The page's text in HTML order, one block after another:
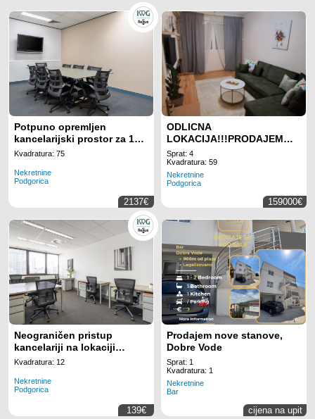
Potpuno opremljen
kancelarijski prostor za 10
radnih mjesta na lokaciji
Montenegro
Kvadratura: 75
Nekretnine
Podgorica
2137€
ODLICNA
LOKACIJA!!!PRODAJEM
DVOSOBAN STAN KOD
GINTASA
Sprat: 4
Kvadratura: 59
Nekretnine
Podgorica
159000€
Neograničen pristup
kancelariji na lokaciji
Regus Business Tower
Kvadratura: 12
Nekretnine
Podgorica
139€
Prodajem nove stanove,
Dobre Vode
Sprat: 1
Kvadratura: 1
Nekretnine
Bar
cijena na upit